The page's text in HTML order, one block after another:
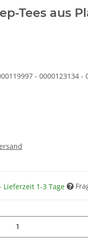
Tees aus
- 0000123134 -
1-3 Tage